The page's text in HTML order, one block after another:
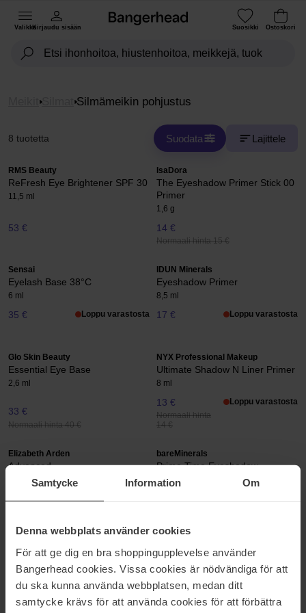
Samtycke Information Om
Denna webbplats använder cookies
För att ge dig en bra shoppingupplevelse använder
Bangerhead cookies. Vissa cookies är nödvändiga för att
du ska kunna använda webbplatsen, medan ditt
samtycke krävs för att använda cookies för att förbättra
ValikkoKirjaudu sisään Suosikki Ostoskori
Silmat Silmämeikin pohjustus
8 tuotetta Suodata Lajittele
RMS Beauty
ReFresh Eye Brightener SPF 30
11,5 ml
53 €
IsaDora
The Eyeshadow Primer Stick 00
Primer
1,6 g
14 €
Normaali hinta 15 €
Sensai
Eyelash Base 38°C
6 ml
35 € Loppu varastosta
IDUN Minerals
Eyeshadow Primer
8,5 ml
17 € Loppu varastosta
Glo Skin Beauty
Essential Eye Base
2,6 ml
33 €
Normaali hinta 40 €
NYX Professional Makeup
Ultimate Shadow N Liner Primer
8 ml
13 €
Normaali hinta
14 €
Loppu varastosta
Elizabeth Arden
Advanced
35 € Loppu varastosta
bareMinerals
Prime Time Eyeshadow
Extender
SILMÄMEIKIN POHJUSTUS
Varsinkin rasvaisemmalla iholla silmämeikki kasaantuu helposti
luomivakoon. Pohjustusvoide tasoittaa silmäluomea ja saa meikin